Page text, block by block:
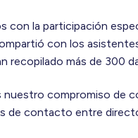
con la participación
con los
recopilado más de 300
compromiso de
de contacto entre